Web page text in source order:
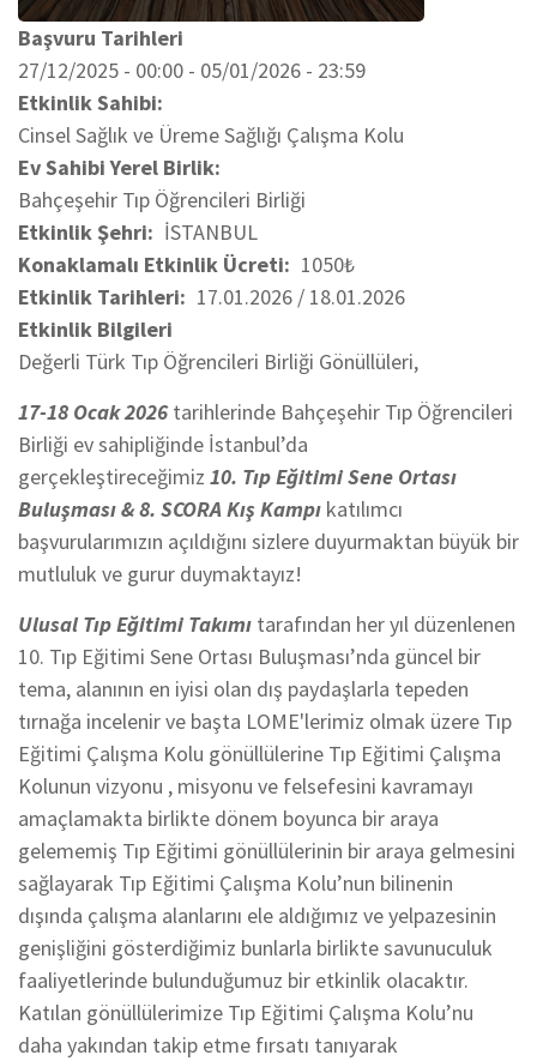
Başvuru Tarihleri
27/12/2025 - 00:00 - 05/01/2026 - 23:59
Etkinlik Sahibi
Cinsel Sağlık ve Üreme Sağlığı Çalışma Kolu
Ev Sahibi Yerel Birlik
Bahçeşehir Tıp Öğrencileri Birliği
Etkinlik Şehri
İSTANBUL
Konaklamalı Etkinlik Ücreti
1050₺
Etkinlik Tarihleri
17.01.2026 / 18.01.2026
Etkinlik Bilgileri
Değerli Türk Tıp Öğrencileri Birliği Gönüllüleri,
17-18 Ocak 2026tarihlerinde Bahçeşehir Tıp Öğrencileri
Birliği ev sahipliğinde İstanbul’da
gerçekleştireceğimiz 10. Tıp Eğitimi Sene Ortası
Buluşması & 8. SCORA Kış Kampı katılımcı
başvurularımızın açıldığını sizlere duyurmaktan büyük bir
mutluluk ve gurur duymaktayız!
Ulusal Tıp Eğitimi Takımı tarafından her yıl düzenlenen
10. Tıp Eğitimi Sene Ortası Buluşması’nda güncel bir
tema, alanının en iyisi olan dış paydaşlarla tepeden
tırnağa incelenir ve başta LOME'lerimiz olmak üzere Tıp
Eğitimi Çalışma Kolu gönüllülerine Tıp Eğitimi Çalışma
Kolunun vizyonu , misyonu ve felsefesini kavramayı
amaçlamakta birlikte dönem boyunca bir araya
gelememiş Tıp Eğitimi gönüllülerinin bir araya gelmesini
sağlayarak Tıp Eğitimi Çalışma Kolu’nun bilinenin
dışında çalışma alanlarını ele aldığımız ve yelpazesinin
genişliğini gösterdiğimiz bunlarla birlikte savunuculuk
faaliyetlerinde bulunduğumuz bir etkinlik olacaktır.
Katılan gönüllülerimize Tıp Eğitimi Çalışma Kolu’nu
daha yakından takip etme fırsatı tanıyarak